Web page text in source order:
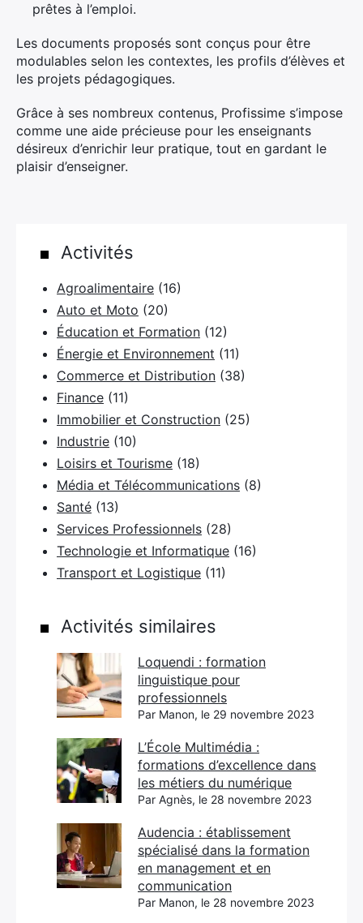
prêtes à l’emploi.
Les documents proposés sont conçus pour être
modulables selon les contextes, les profils d’élèves et
les projets pédagogiques.
Grâce à ses nombreux contenus, Profissime s’impose
comme une aide précieuse pour les enseignants
désireux d’enrichir leur pratique, tout en gardant le
plaisir d’enseigner.
Activités
Agroalimentaire (16)
Auto et Moto (20)
Éducation et Formation (12)
Énergie et Environnement (11)
Commerce et Distribution (38)
Finance (11)
Immobilier et Construction (25)
Industrie (10)
Loisirs et Tourisme (18)
Média et Télécommunications (8)
Santé (13)
Services Professionnels (28)
Technologie et Informatique (16)
Transport et Logistique (11)
Activités similaires
Loquendi : formation
linguistique pour
professionnels
Par Manon, le 29 novembre 2023
L’École Multimédia :
formations d’excellence dans
les métiers du numérique
Par Agnès, le 28 novembre 2023
Audencia : établissement
spécialisé dans la formation
en management et en
communication
Par Manon, le 28 novembre 2023
Rechercher
: